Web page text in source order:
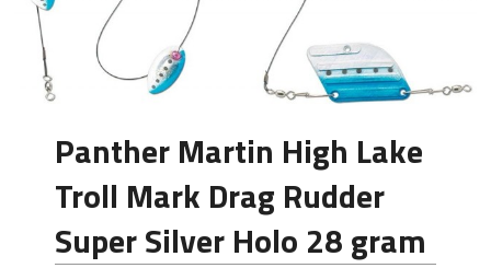
Panther Martin High Lake
Troll Mark Drag Rudder
Super Silver Holo 28 gram